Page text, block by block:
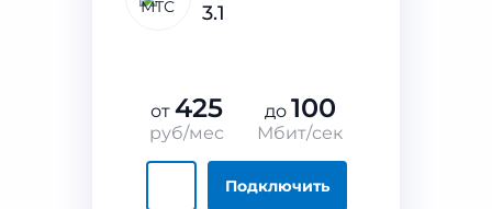
3.1
от 425
руб/мес
до 100
Мбит/сек
Подключить